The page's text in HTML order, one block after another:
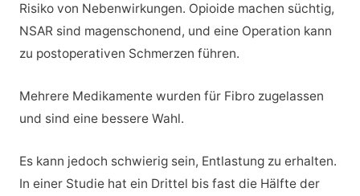
Risiko von Nebenwirkungen. Opioide machen süchtig,
NSAR sind magenschonend, und eine Operation kann
zu postoperativen Schmerzen führen.
Mehrere Medikamente wurden für Fibro zugelassen
und sind eine bessere Wahl.
Es kann jedoch schwierig sein, Entlastung zu erhalten.
In einer Studie hat ein Drittel bis fast die Hälfte der